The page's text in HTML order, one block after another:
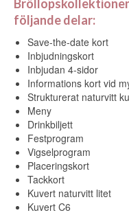
följande delar:
Save-the-date kort
Inbjudningskort
Inbjudan 4-sidor
Informations kort vid
Strukturerat naturvitt
Meny
Drinkbiljett
Festprogram
Vigselprogram
Placeringskort
Tackkort
Kuvert naturvitt litet
Kuvert C6